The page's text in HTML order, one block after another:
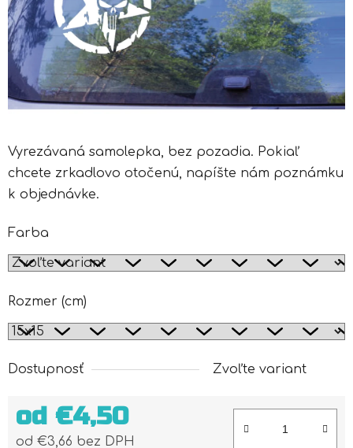
Vyrezávaná samolepka, bez pozadia. Pokiaľ
chcete zrkadlovo otočenú, napíšte nám poznámku
k objednávke.
Farba
Rozmer (cm)
Dostupnosť Zvoľte variant
od €4,50
od €3,66 bez DPH